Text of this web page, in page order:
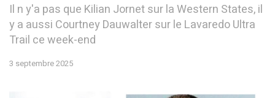
Il n y'a pas que Kilian Jornet sur la Western States, il
y a aussi Courtney Dauwalter sur le Lavaredo Ultra
Trail ce week-end
3 septembre 2025